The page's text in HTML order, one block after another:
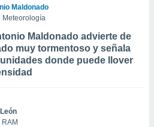
Maldonado
Meteorología
Maldonado advierte de
muy tormentoso y señala
donde puede llover